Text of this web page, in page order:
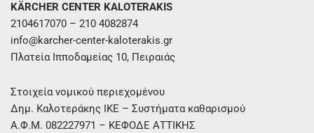
KÄRCHER CENTER KALOTERAKIS
2104617070 – 210 4082874
info@karcher-center-kaloterakis.gr
Πλατεία Ιπποδαμείας 10, Πειραιάς
Στοιχεία νομικού περιεχομένου
Δημ. Καλοτεράκης ΙΚΕ – Συστήματα καθαρισμού
Α.Φ.Μ. 082227971 – ΚΕΦΟΔΕ ΑΤΤΙΚΗΣ